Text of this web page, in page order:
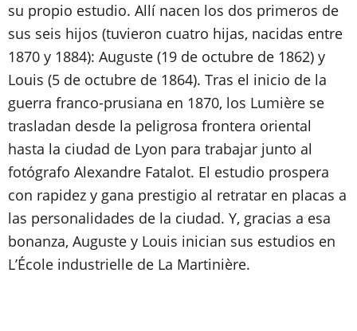
su propio estudio. Allí nacen los dos primeros de
sus seis hijos (tuvieron cuatro hijas, nacidas entre
1870 y 1884): Auguste (19 de octubre de 1862) y
Louis (5 de octubre de 1864). Tras el inicio de la
guerra franco-prusiana en 1870, los Lumière se
trasladan desde la peligrosa frontera oriental
hasta la ciudad de Lyon para trabajar junto al
fotógrafo Alexandre Fatalot. El estudio prospera
con rapidez y gana prestigio al retratar en placas a
las personalidades de la ciudad. Y, gracias a esa
bonanza, Auguste y Louis inician sus estudios en
L’École industrielle de La Martinière.